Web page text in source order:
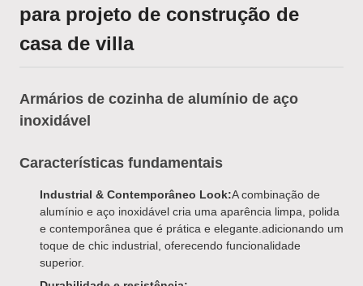
para projeto de construção de
casa de villa
Armários de cozinha de alumínio de aço
inoxidável
Características fundamentais
Industrial & Contemporâneo Look:A combinação de
alumínio e aço inoxidável cria uma aparência limpa, polida
e contemporânea que é prática e elegante.adicionando um
toque de chic industrial, oferecendo funcionalidade
superior.